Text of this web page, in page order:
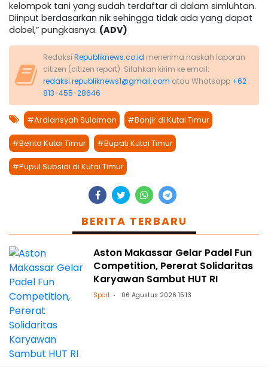
kelompok tani yang sudah terdaftar di dalam simluhtan.
Diinput berdasarkan nik sehingga tidak ada yang dapat
dobel,” pungkasnya. (ADV)
Redaksi Republiknews.co.id menerima naskah laporan
citizen (citizen report). Silahkan kirim ke email:
redaksi.republiknews1@gmail.com atau Whatsapp +62
813-455-28646
#Ardiansyah Sulaiman #Banjir di Kutai Timur
#Berita Kutai Timur #Bupati Kutai Timur
#Pupul Subsidi di Kutai Timur
BERITA TERBARU
Aston Makassar Gelar Padel Fun
Competition, Pererat Solidaritas
Karyawan Sambut HUT RI
Sport 06 Agustus 2026 15:13